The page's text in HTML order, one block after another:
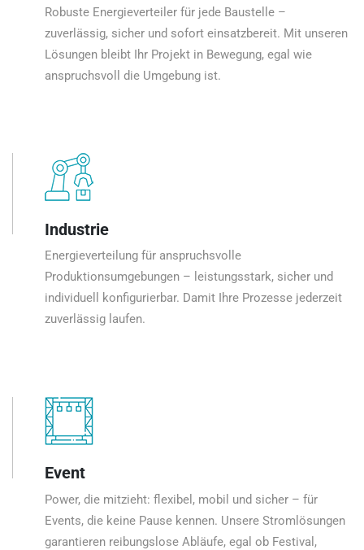
Robuste Energieverteiler für jede Baustelle –
zuverlässig, sicher und sofort einsatzbereit. Mit unseren
Lösungen bleibt Ihr Projekt in Bewegung, egal wie
anspruchsvoll die Umgebung ist.
Industrie
Energieverteilung für anspruchsvolle
Produktionsumgebungen – leistungsstark, sicher und
individuell konfigurierbar. Damit Ihre Prozesse jederzeit
zuverlässig laufen.
Event
Power, die mitzieht: flexibel, mobil und sicher – für
Events, die keine Pause kennen. Unsere Stromlösungen
garantieren reibungslose Abläufe, egal ob Festival,